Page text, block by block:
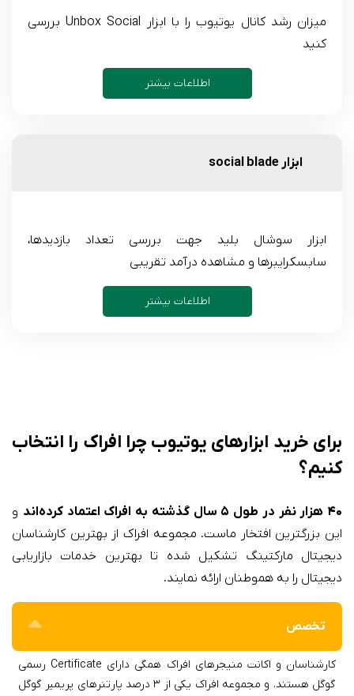
میزان رشد کانال یوتیوب را با ابزار Unbox Social بررسی
کنید
اطلاعات بیشتر
ابزار social blade
ابزار سوشال بلید جهت بررسی تعداد بازدیدها،
سابسکرایبرها و مشاهده درآمد تقریبی
اطلاعات بیشتر
برای خرید ابزارهای یوتیوب چرا افراک را انتخاب
کنیم؟
۴۰ هزار نفر در طول ۵ سال گذشته به افراک اعتماد کرده‌اند
و
این بزرگترین افتخار ماست. مجموعه‌ افراک از بهترین کارشناسان
دیجیتال مارکتینگ تشکیل شده تا بهترین خدمات بازاریابی
دیجیتال را به هموطنان ارائه نمایند.
تخصص
کارشناسان و اکانت منیجر‌های افراک همگی دارای Certificate رسمی
گوگل هستند. و مجموعه افراک یکی از ۳ درصد پارتنرهای پریمیر گوگل